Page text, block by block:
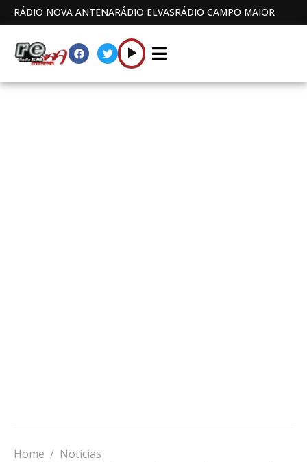
RÁDIO NOVA ANTENARÁDIO ELVASRÁDIO CAMPO MAIOR
Home
Notícias